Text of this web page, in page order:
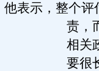
他表示，整个评
责，
相关
要很